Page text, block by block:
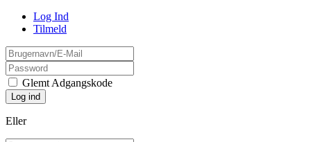
Log Ind
Tilmeld
Glemt Adgangskode
Eller